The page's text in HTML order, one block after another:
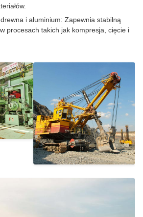
i aluminium: Zapewnia stabilną
procesach takich jak kompresja, cięcie i